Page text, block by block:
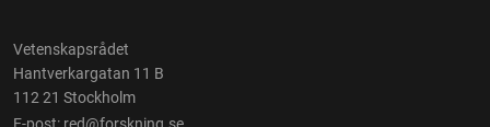
Vetenskapsrådet
Hantverkargatan 11 B
112 21 Stockholm